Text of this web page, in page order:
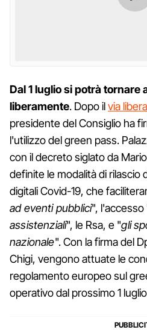
Dal 1 luglio si potrà tornare
liberamente. Dopo ilvia
presidente del Consiglio ha
l'utilizzo del green pass.
con il decreto siglato da
definite le modalità di rilascio
digitali Covid-19, che
ad eventi pubblici", l'accesso
assistenziali", le Rsa, e "gli
nazionale". Con la firma del
Chigi, vengono attuate le
regolamento europeo sul
operativo dal prossimo 1